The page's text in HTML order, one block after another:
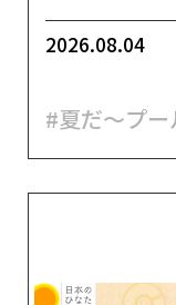
2026.08.04
#夏だ～プー